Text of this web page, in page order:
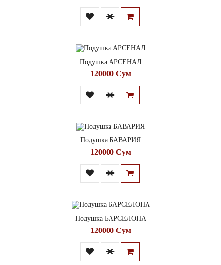
Подушка АРСЕНАЛ
120000 Сум
Подушка БАВАРИЯ
120000 Сум
Подушка БАРСЕЛОНА
120000 Сум